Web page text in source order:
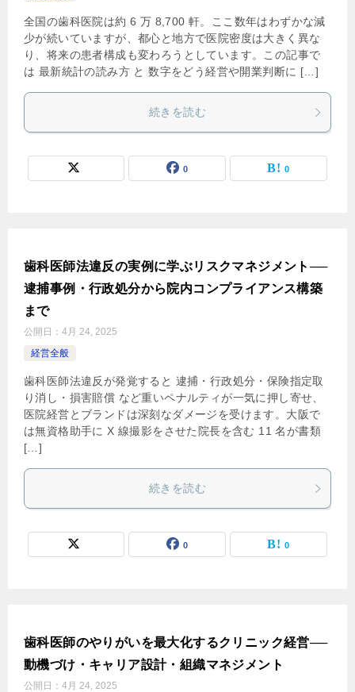
全国の歯科医院は約 6 万 8,700 軒。ここ数年はわずかな減
少が続いていますが、都心と地方で医院密度は大きく異な
り、将来の患者構成も変わろうとしています。この記事で
は 最新統計の読み方 と 数字をどう経営や開業判断に […]
続きを読む
0 0
歯科医師法違反の実例に学ぶリスクマネジメント──
逮捕事例・行政処分から院内コンプライアンス構築
まで
公開日： 4月 24, 2025
経営全般
歯科医師法違反が発覚すると 逮捕・行政処分・保険指定取
り消し・損害賠償 など重いペナルティが一気に押し寄せ、
医院経営とブランドは深刻なダメージを受けます。大阪で
は無資格助手に X 線撮影をさせた院長を含む 11 名が書類
[…]
続きを読む
0 0
歯科医師のやりがいを最大化するクリニック経営──
動機づけ・キャリア設計・組織マネジメント
公開日： 4月 24, 2025